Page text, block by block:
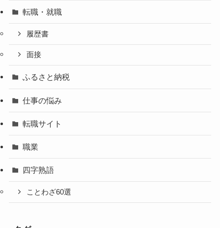
転職・就職
履歴書
面接
ふるさと納税
仕事の悩み
転職サイト
職業
四字熟語
ことわざ60選